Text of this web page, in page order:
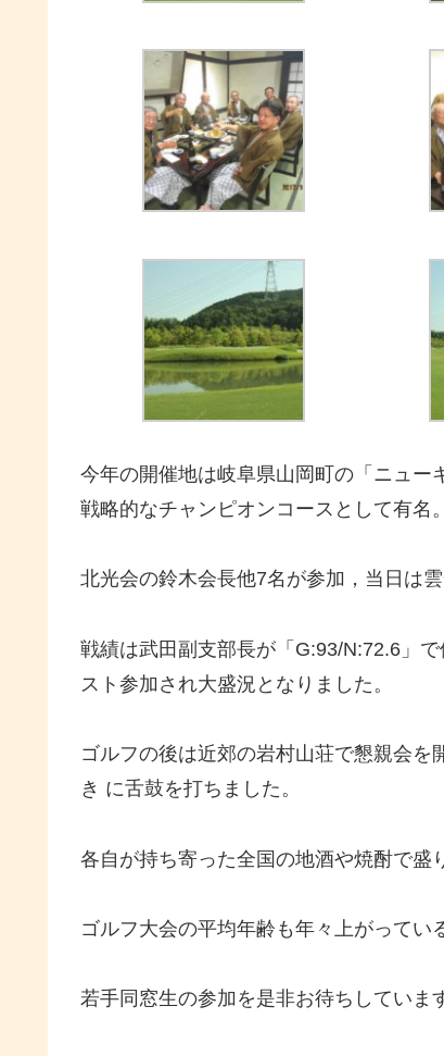
今年の開催地は岐阜県山岡町の「ニュ
戦略的なチャンピオンコースとして有名。
北光会の鈴木会長他7名が参加，当日は
戦績は武田副支部長が「G:93/N:72.6」
スト参加され大盛況となりました。
ゴルフの後は近郊の岩村山荘で懇親会
き に舌鼓を打ちました。
各自が持ち寄った全国の地酒や焼酎で盛
ゴルフ大会の平均年齢も年々上がってい
若手同窓生の参加を是非お待ちしていま